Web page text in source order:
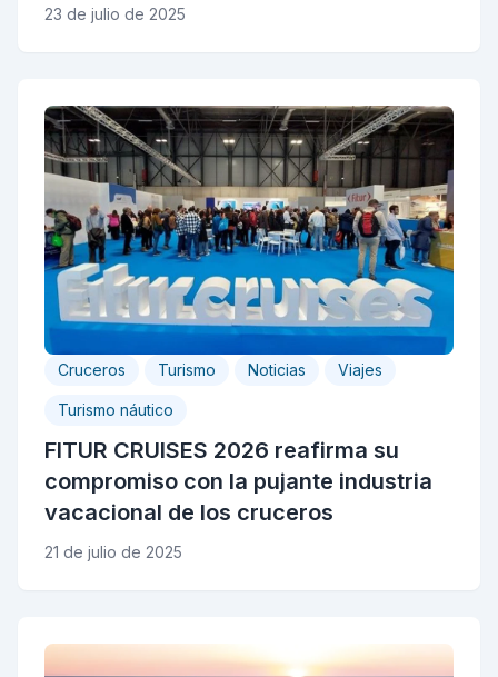
23 de julio de 2025
Cruceros Turismo Noticias Viajes
Turismo náutico
FITUR CRUISES 2026 reafirma su
compromiso con la pujante industria
vacacional de los cruceros
21 de julio de 2025